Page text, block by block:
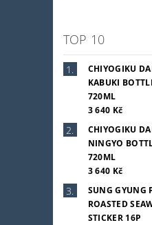
TOP 10
CHIYOGIKU
KABUKI
720ML
3 640 Kč
CHIYOGIKU
NINGYO
720ML
3 640 Kč
SUNG GYUNG
ROASTED
STICKER 16P